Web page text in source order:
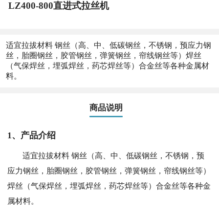
LZ400-800直进式拉丝机
适宜拉拔材料 钢丝（高、中、低碳钢丝，不锈钢，预应力钢
丝，胎圈钢丝，胶管钢丝，弹簧钢丝，帘线钢丝等）焊丝
（气保焊丝，埋弧焊丝，药芯焊丝等）合金丝等各种金属材
料。
商品说明
1、产品介绍
适宜拉拔材料 钢丝（高、中、低碳钢丝，不锈钢，预
应力钢丝，胎圈钢丝，胶管钢丝，弹簧钢丝，帘线钢丝等）
焊丝（气保焊丝，埋弧焊丝，药芯焊丝等）合金丝等各种金
属材料。